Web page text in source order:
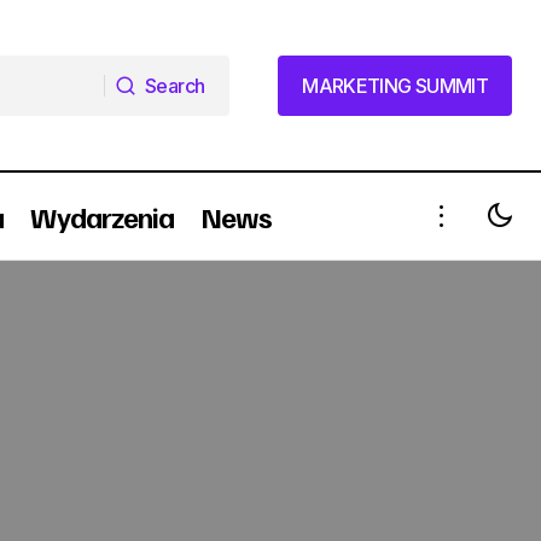
Search
MARKETING SUMMIT
MARKETING SUMMIT
Wydarzenia News